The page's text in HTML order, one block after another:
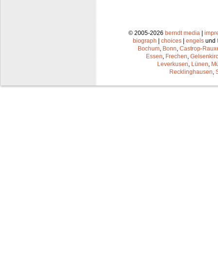
© 2005-2026 berndt media |
biograph | choices | engels und
Bochum Bonn Castrop-
Essen Frechen
Leverkusen Lünen
Recklinghausen